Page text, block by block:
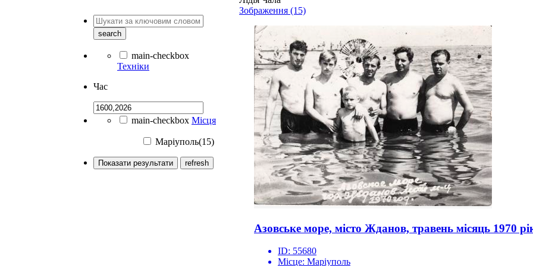
search
main-checkbox
Техніки
Час
main-checkbox Місця
Маріуполь(15)
Показати результати refresh
Зображення (15)
Азовське море, місто Жданов, травень місяць 1970
ID: 55680
Місце: Маріуполь